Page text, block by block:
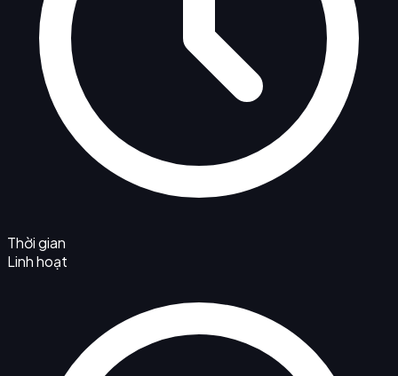
Thời gian
Linh hoạt